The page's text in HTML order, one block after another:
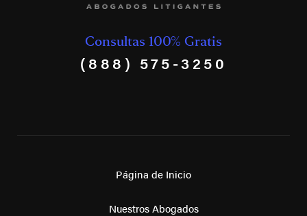
Consultas 100% Gratis
(888) 575-3250
Página de Inicio
Nuestros Abogados